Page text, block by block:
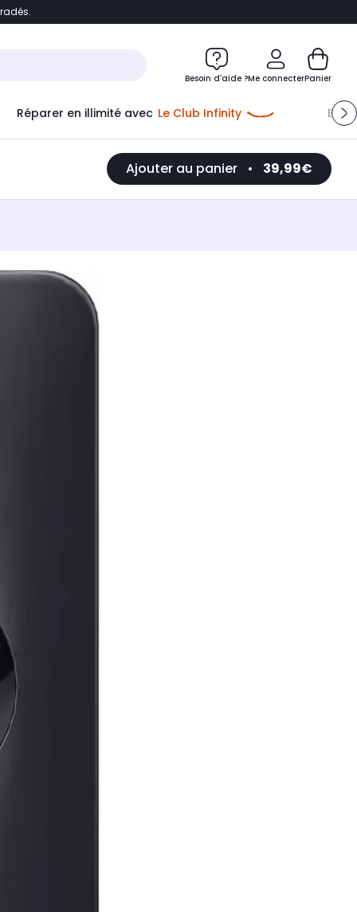
Accéder directement au chatbot
Besoin d'aide ?Me connecterPanier
Réparer en illimité avec Le Club Infinity
Ajouter au panier • 39,99€